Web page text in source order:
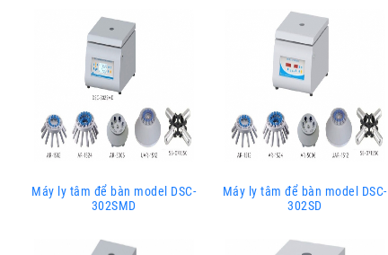
Máy ly tâm để bàn model DSC-
302SMD
Máy ly tâm để bàn model DSC-
302SD